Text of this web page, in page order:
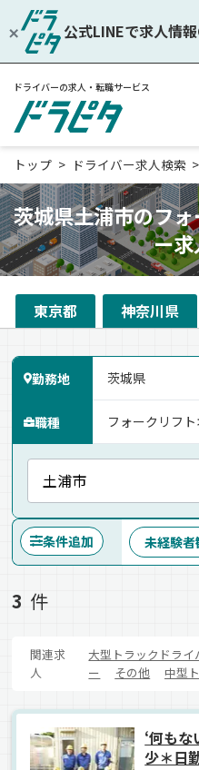
公式LINEで求人情
ドライバーの求人・転職サービス
トップ ドライバー求人検索
茨城県土浦市のフ
ー
東京都 神奈川県
勤務地
職種
条件追加 未経験者
3 件
関連求
人
大型トラックドライ
ー
その他 中型
‘何も
少＊日